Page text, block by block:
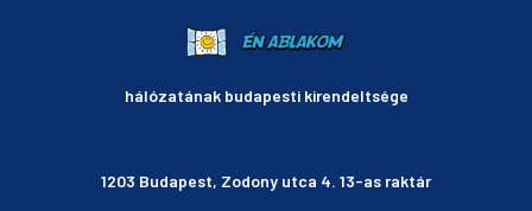
hálózatának budapesti kirendeltsége
1203 Budapest, Zodony utca 4. 13-as raktár